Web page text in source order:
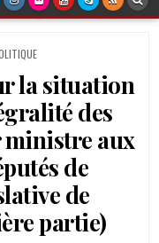
la situation
des
ministre aux
de
de
partie)